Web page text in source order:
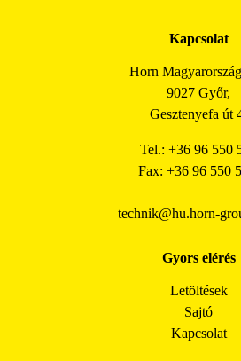
Kapcsolat
Horn
9027 Győr,
Gesztenyefa út
Tel.: +36 96 550
Fax: +36 96 550
technik@hu.horn-
Gyors elérés
Letöltések
Sajtó
Kapcsolat